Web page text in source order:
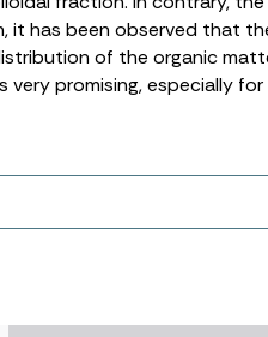
it has been observed that
of the organic
promising, especially